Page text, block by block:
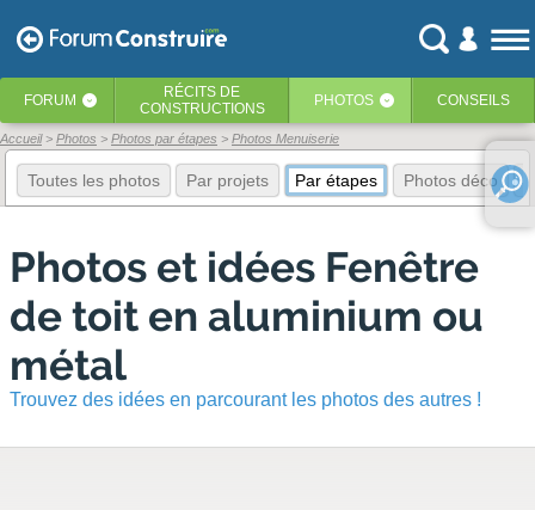
FORUM ‹ RÉCITS DE
CONSTRUCTIONS
PHOTOS ‹ CONSEILS
Accueil Photos Photos par étapes Photos Menuiserie
Toutes les photos Par projets Par étapes Photos déco
Photos et idées Fenêtre
de toit en aluminium ou
métal
Trouvez des idées en parcourant les photos des autres !